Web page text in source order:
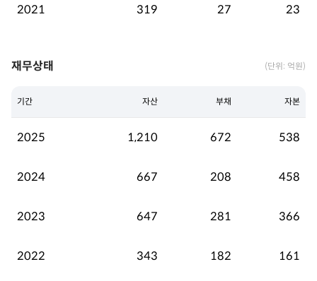
2021 319 27 23
재무상태 (단위: 억원)
기간 자산 부채 자본
2025 1,210 672 538
2024 667 208 458
2023 647 281 366
2022 343 182 161